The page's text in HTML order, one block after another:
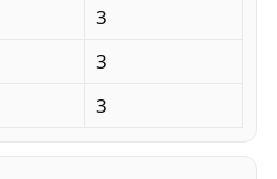
3
3
3